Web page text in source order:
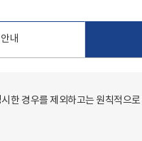
내
한 경우를 제외하고는 원칙적으